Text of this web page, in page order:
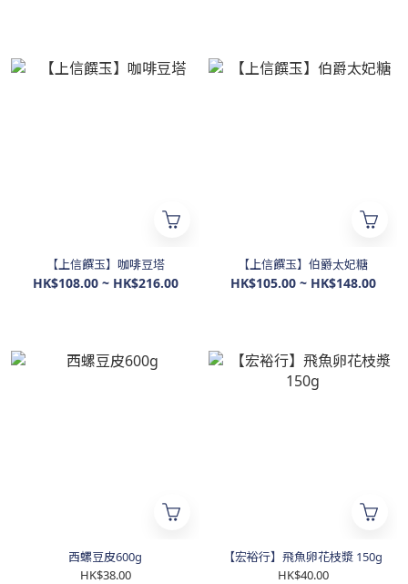
【上信饌玉】咖啡豆塔
HK$108.00 ~ HK$216.00
【上信饌玉】伯爵太妃糖
HK$105.00 ~ HK$148.00
西螺豆皮600g
HK$38.00
【宏裕行】飛魚卵花枝漿 150g
HK$40.00